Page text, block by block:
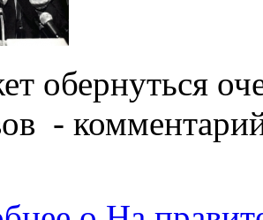
обернуться
-